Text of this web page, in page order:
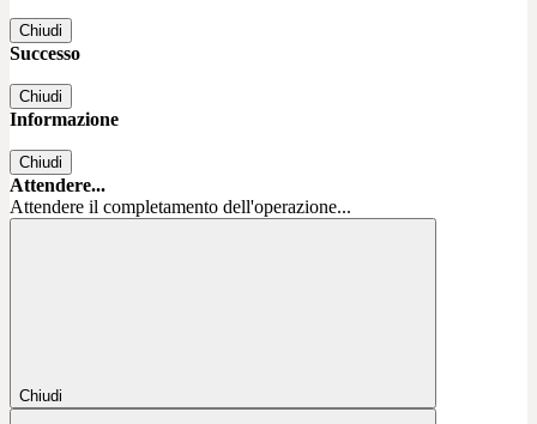
Chiudi
Successo
Chiudi
Informazione
Chiudi
Attendere...
Attendere il completamento dell'operazione...
Chiudi